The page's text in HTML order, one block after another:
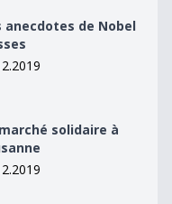
anecdotes de Nobel
solidaire à